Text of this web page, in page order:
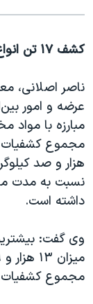
کشف ۱۷ تن انواع مواد مخدر و روان‌گردان در ایران
ناصر اصلانی،
عرضه و امور
مبارزه با مواد
هزار و صد
داشته است.
وی گفت:
مجموع